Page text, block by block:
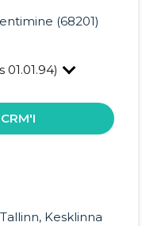
(68201)
01.01.94)
Kesklinna